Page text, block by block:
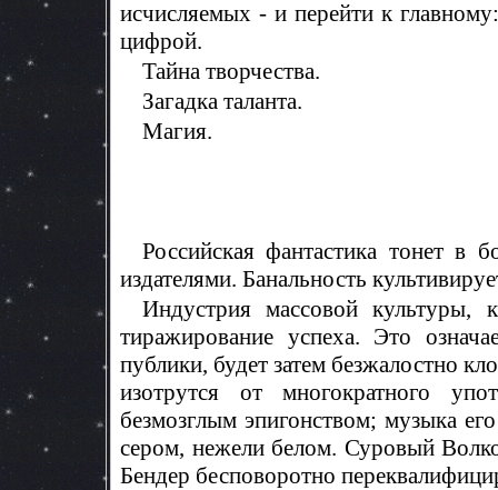
исчисляемых - и перейти к
цифрой.
Тайна творчества.
Загадка таланта.
Магия.
Российская фантастика тонет в
издателями. Банальность
Индустрия массовой культуры,
тиражирование успеха. Это
публики, будет затем безжалостно
изотрутся от многократного
безмозглым эпигонством; музыка
сером, нежели белом. Суровый
Бендер бесповоротно